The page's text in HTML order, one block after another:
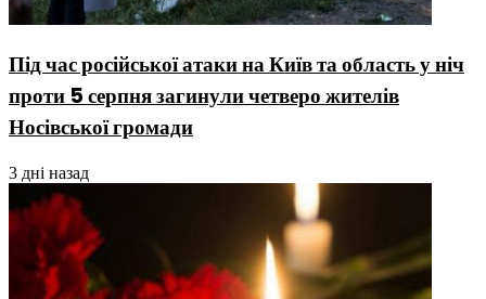
Під час російської атаки на Київ та область у ніч
проти 5 серпня загинули четверо жителів
Носівської громади
3 дні назад